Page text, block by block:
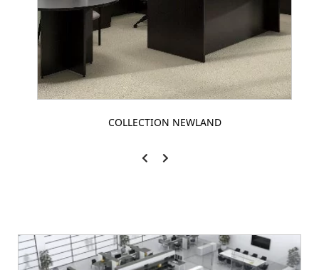
COLLECTION NEWLAND